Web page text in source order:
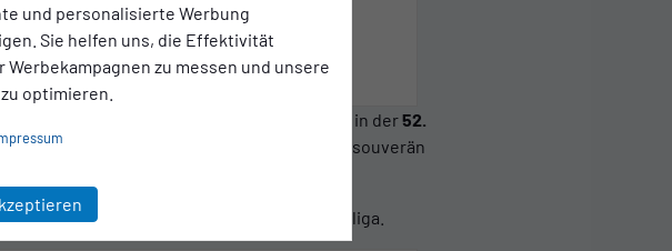
und personalisierte Werbung
Sie helfen uns, die Effektivität
Werbekampagnen zu messen und unsere
optimieren.
sorgte mit ihrem Treffer in der52.
verwaltete die SSVg die Führung souverän
die kommenden Aufgaben in der Landesliga.